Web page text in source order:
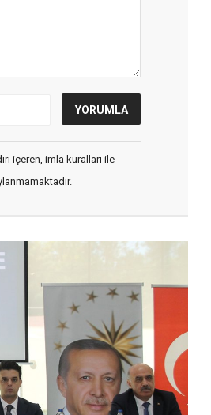
içeren, imla kuralları ile